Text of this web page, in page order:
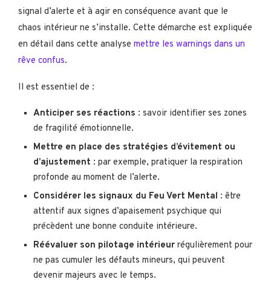
signal d’alerte et à agir en conséquence avant que le
chaos intérieur ne s’installe. Cette démarche est expliquée
en détail dans cette analyse mettre les warnings dans un
rêve confus.
Il est essentiel de :
Anticiper ses réactions : savoir identifier ses zones
de fragilité émotionnelle.
Mettre en place des stratégies d’évitement ou
d’ajustement : par exemple, pratiquer la respiration
profonde au moment de l’alerte.
Considérer les signaux du Feu Vert Mental : être
attentif aux signes d’apaisement psychique qui
précèdent une bonne conduite intérieure.
Réévaluer son pilotage intérieur régulièrement pour
ne pas cumuler les défauts mineurs, qui peuvent
devenir majeurs avec le temps.